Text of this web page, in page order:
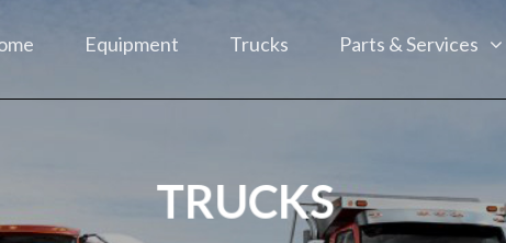
Equipment Trucks Parts & Services
TRUCKS